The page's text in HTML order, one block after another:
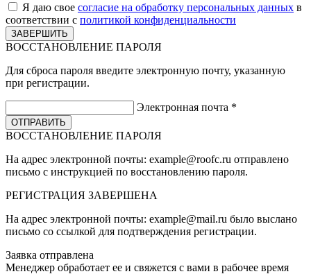
Я даю свое согласие на обработку персональных данных в
соответствии с политикой конфиденциальности
ВОССТАНОВЛЕНИЕ ПАРОЛЯ
Для сброса пароля введите электронную почту, указанную
при регистрации.
Электронная почта *
ВОССТАНОВЛЕНИЕ ПАРОЛЯ
На адрес электронной почты: example@roofc.ru отправлено
письмо с инструкцией по восстановлению пароля.
РЕГИСТРАЦИЯ ЗАВЕРШЕНА
На адрес электронной почты: example@mail.ru было выслано
письмо со ссылкой для подтверждения регистрации.
Заявка отправлена
Менеджер обработает ее и свяжется с вами в рабочее время